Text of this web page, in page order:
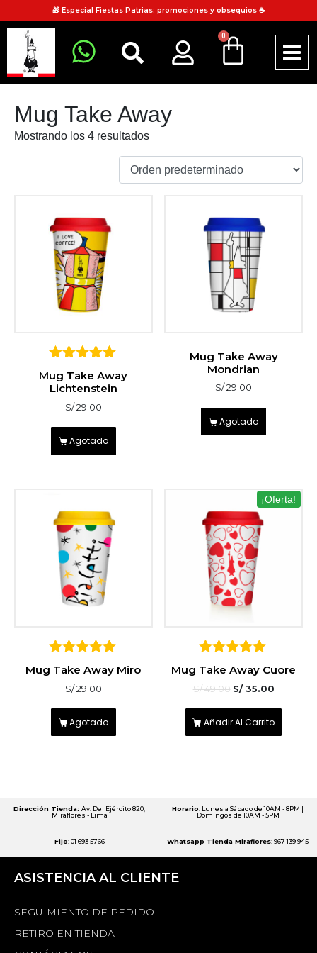
🎁 Especial Fiestas Patrias: promociones y obsequios ☕
0
Mug Take Away
Mostrando los 4 resultados
5
sobre 5
Mug Take Away
Lichtenstein
S/29.00
Agotado
Mug Take Away
Mondrian
S/29.00
Agotado
5
sobre 5
Mug Take Away Miro
S/29.00
Agotado
¡Oferta!
5
sobre 5
Mug Take Away Cuore
S/49.00 S/35.00
Añadir Al Carrito
Dirección Tienda: Av. Del Ejército 820,
Miraflores - Lima
Horario: Lunes a Sábado de 10AM - 8PM |
Domingos de 10AM - 5PM
Fijo: 01 693 5766 Whatsapp Tienda Miraflores: 967 139 945
ASISTENCIA AL CLIENTE
SEGUIMIENTO DE PEDIDO
RETIRO EN TIENDA